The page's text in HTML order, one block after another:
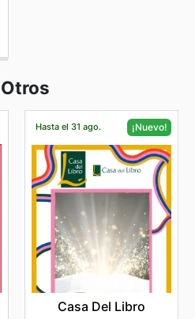
Hasta el 31 ago. ¡Nuevo!
Casa Del Libro